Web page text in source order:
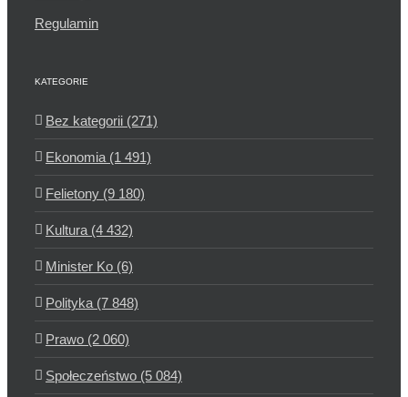
Regulamin
KATEGORIE
Bez kategorii (271)
Ekonomia (1 491)
Felietony (9 180)
Kultura (4 432)
Minister Ko (6)
Polityka (7 848)
Prawo (2 060)
Społeczeństwo (5 084)